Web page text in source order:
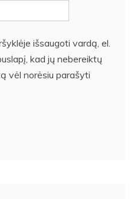
išsaugoti vardą, el.
kad jų nebereiktų
vėl norėsiu parašyti